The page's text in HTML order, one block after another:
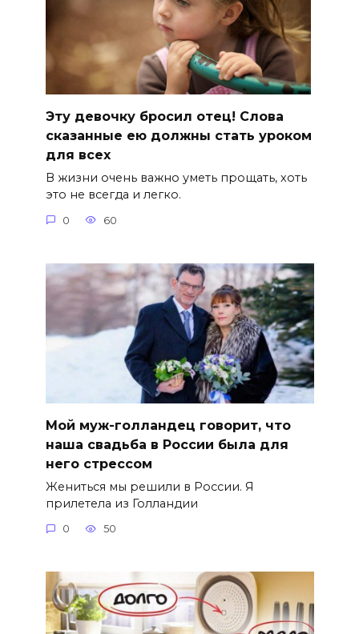
Эту девочку бросил отец! Слова
сказанные ею должны стать уроком
для всех
В жизни очень важно уметь прощать, хоть
это не всегда и легко.
0 60
Мой муж-голландец говорит, что
наша свадьба в России была для
него стрессом
Жениться мы решили в России. Я
прилетела из Голландии
0 50